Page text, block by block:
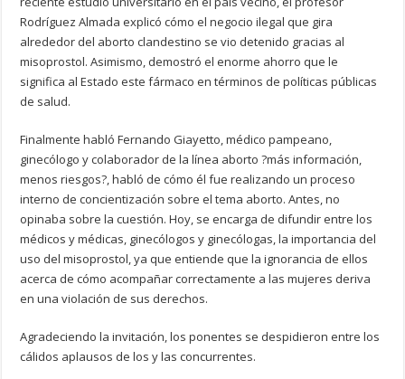
Rodríguez Almada explicó cómo el negocio ilegal que gira
alrededor del aborto clandestino se vio detenido gracias al
misoprostol. Asimismo, demostró el enorme ahorro que le
significa al Estado este fármaco en términos de políticas públicas
de salud.
Finalmente habló Fernando Giayetto, médico pampeano,
ginecólogo y colaborador de la línea aborto ?más información,
menos riesgos?, habló de cómo él fue realizando un proceso
interno de concientización sobre el tema aborto. Antes, no
opinaba sobre la cuestión. Hoy, se encarga de difundir entre los
médicos y médicas, ginecólogos y ginecólogas, la importancia del
uso del misoprostol, ya que entiende que la ignorancia de ellos
acerca de cómo acompañar correctamente a las mujeres deriva
en una violación de sus derechos.
Agradeciendo la invitación, los ponentes se despidieron entre los
cálidos aplausos de los y las concurrentes.